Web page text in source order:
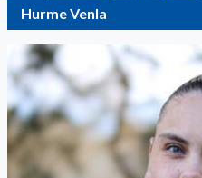
Hurme Venla